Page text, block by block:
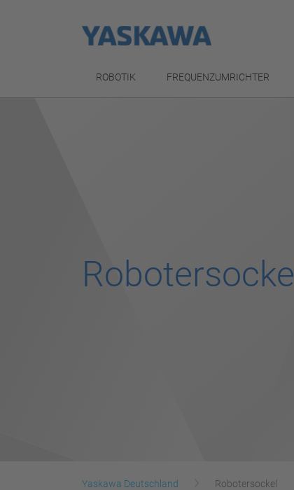
ROBOTIK FREQUENZUMRICHTER
Robotersockel
Yaskawa Deutschland Robotersockel